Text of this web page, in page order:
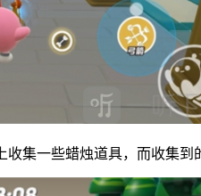
上收集一些蜡烛道具，而收集